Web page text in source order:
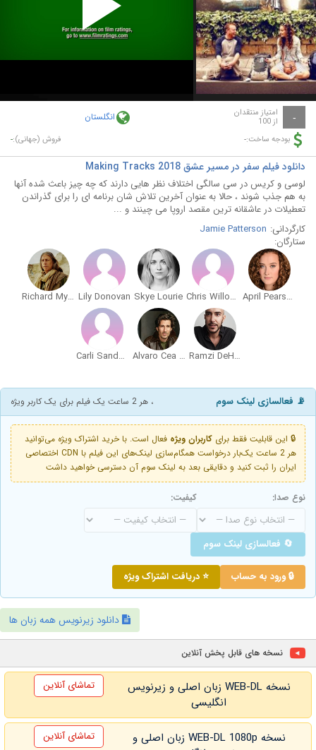
Play
Video
- امتیاز منتقدان
از 100 انگلستان
بودجه ساخت:- فروش (جهانی):-
دانلود فیلم سفر در مسیر عشق Making Tracks 2018
لوسی و کریس در سی سالگی اختلاف نظر هایی دارند که چه چیز باعث شده آنها
به هم جذب شوند ، حالا به عنوان آخرین تلاش شان برنامه ای را برای گذراندن
تعطیلات در عاشقانه ترین مقصد اروپا می چینند و ...
کارگردانی: Jamie Patterson
ستارگان:
April Pearson
Chris Willoughby
Skye Lourie
Lily Donovan
Richard Myers
Ramzi DeHani
Alvaro Cea Alvarez
Carli Sandweiss
📡 فعالسازی لینک سوم ، هر 2 ساعت یک فیلم برای یک کاربر ویژه
🔒 این قابلیت فقط برای کاربران ویژه فعال است. با خرید اشتراک ویژه می‌توانید
هر 2 ساعت یک‌بار درخواست همگام‌سازی لینک‌های این فیلم با CDN اختصاصی
ایران را ثبت کنید و دقایقی بعد به لینک سوم آن دسترسی خواهید داشت
نوع صدا: کیفیت:
🔄 فعالسازی لینک سوم
🔒 ورود به حساب ⭐ دریافت اشتراک ویژه
دانلود زیرنویس همه زبان ها
نسخه های قابل پخش آنلاین
نسخه WEB-DL زبان اصلی و زیرنویس
انگلیسی
تماشای آنلاین
نسخه WEB-DL 1080p زبان اصلی و
تماشای آنلاین